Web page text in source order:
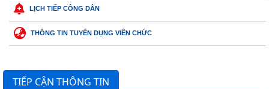
LỊCH TIẾP CÔNG DÂN
THÔNG TIN TUYỂN DỤNG VIÊN CHỨC
TIẾP CẬN THÔNG TIN